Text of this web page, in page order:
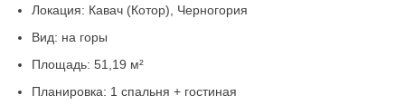
Локация: Кавач (Котор), Черногория
Вид: на горы
Площадь: 51,19 м²
Планировка: 1 спальня + гостиная